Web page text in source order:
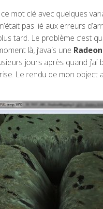
ce mot clé avec quelques
pas lié aux erreurs
tard. Le problème c’est
là, j’avais une
jours après quand j’ai
Le rendu de mon